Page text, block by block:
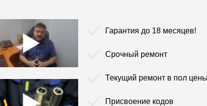
Гарантия до 18 месяцев!
Срочный ремонт
Текущий ремонт в пол цены
Присвоение кодов